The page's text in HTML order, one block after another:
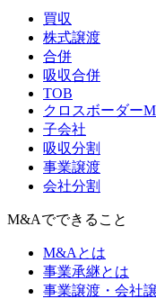
買収
株式譲渡
合併
吸収合併
TOB
クロスボーダー
子会社
吸収分割
事業譲渡
会社分割
M&Aでできること
M&Aとは
事業承継とは
事業譲渡・会社